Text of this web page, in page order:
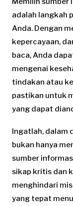
adalah langkah
Anda. Dengan
kepercayaan,
baca, Anda
mengenai
tindakan atau
pastikan untuk
yang dapat
Ingatlah, dalam
bukan hanya
sumber
sikap kritis dan
menghindari
yang tepat